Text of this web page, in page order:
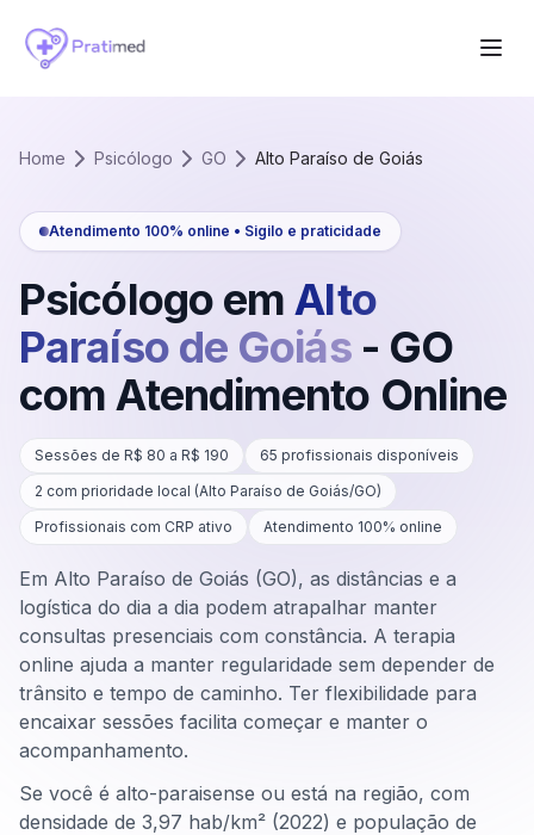
Home Psicólogo GO Alto Paraíso de Goiás
Atendimento 100% online • Sigilo e praticidade
Psicólogo em Alto
Paraíso de Goiás - GO
com Atendimento Online
Sessões de R$ 80 a R$ 190 65 profissionais disponíveis
2 com prioridade local (Alto Paraíso de Goiás/GO)
Profissionais com CRP ativo
Atendimento 100% online
Em Alto Paraíso de Goiás (GO), as distâncias e a
logística do dia a dia podem atrapalhar manter
consultas presenciais com constância. A terapia
online ajuda a manter regularidade sem depender de
trânsito e tempo de caminho. Ter flexibilidade para
encaixar sessões facilita começar e manter o
acompanhamento.
Se você é alto-paraisense ou está na região, com
densidade de 3,97 hab/km² (2022) e população de